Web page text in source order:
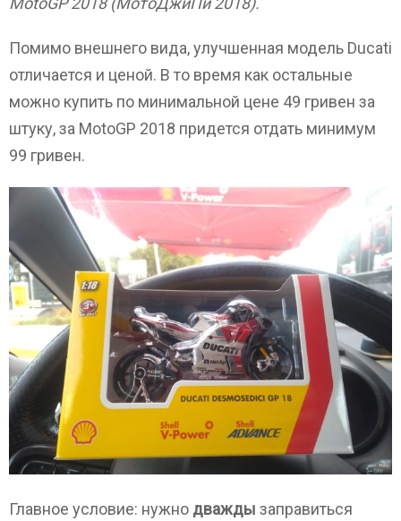
Помимо внешнего вида, улучшенная модель Ducati
отличается и ценой. В то время как остальные
можно купить по минимальной цене 49 гривен за
штуку, за MotoGP 2018 придется отдать минимум
99 гривен.
Главное условие: нужно дважды заправиться